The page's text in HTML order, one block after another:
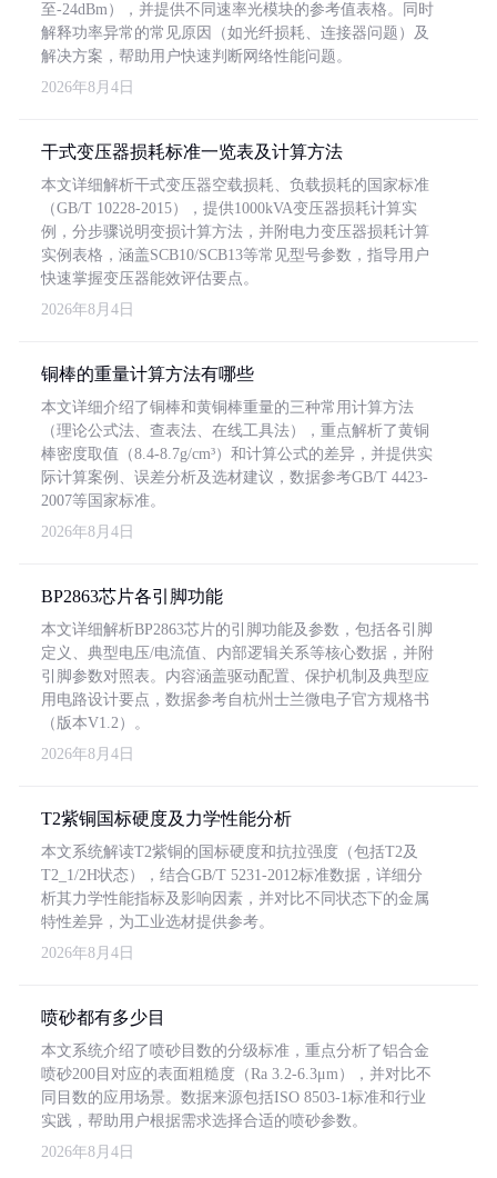
至-24dBm），并提供不同速率光模块的参考值表格。同时
解释功率异常的常见原因（如光纤损耗、连接器问题）及
解决方案，帮助用户快速判断网络性能问题。
2026年8月4日
干式变压器损耗标准一览表及计算方法
本文详细解析干式变压器空载损耗、负载损耗的国家标准
（GB/T 10228-2015），提供1000kVA变压器损耗计算实
例，分步骤说明变损计算方法，并附电力变压器损耗计算
实例表格，涵盖SCB10/SCB13等常见型号参数，指导用户
快速掌握变压器能效评估要点。
2026年8月4日
铜棒的重量计算方法有哪些
本文详细介绍了铜棒和黄铜棒重量的三种常用计算方法
（理论公式法、查表法、在线工具法），重点解析了黄铜
棒密度取值（8.4-8.7g/cm³）和计算公式的差异，并提供实
际计算案例、误差分析及选材建议，数据参考GB/T 4423-
2007等国家标准。
2026年8月4日
BP2863芯片各引脚功能
本文详细解析BP2863芯片的引脚功能及参数，包括各引脚
定义、典型电压/电流值、内部逻辑关系等核心数据，并附
引脚参数对照表。内容涵盖驱动配置、保护机制及典型应
用电路设计要点，数据参考自杭州士兰微电子官方规格书
（版本V1.2）。
2026年8月4日
T2紫铜国标硬度及力学性能分析
本文系统解读T2紫铜的国标硬度和抗拉强度（包括T2及
T2_1/2H状态），结合GB/T 5231-2012标准数据，详细分
析其力学性能指标及影响因素，并对比不同状态下的金属
特性差异，为工业选材提供参考。
2026年8月4日
喷砂都有多少目
本文系统介绍了喷砂目数的分级标准，重点分析了铝合金
喷砂200目对应的表面粗糙度（Ra 3.2-6.3μm），并对比不
同目数的应用场景。数据来源包括ISO 8503-1标准和行业
实践，帮助用户根据需求选择合适的喷砂参数。
2026年8月4日